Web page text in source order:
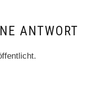
ANTWORT